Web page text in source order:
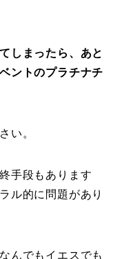
しまったら、あと
ントのプラチナチ
い。
手段もあります
ル的に問題があり
んでもイエスでも